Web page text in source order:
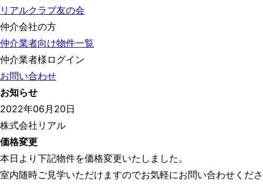
リアルクラブ友の会
仲介会社の方
仲介業者向け物件一覧
仲介業者様ログイン
お問い合わせ
お知らせ
2022年06月20日
株式会社リアル
価格変更
本日より下記物件を価格変更いたしました。
室内随時ご見学いただけますのでお気軽にお問い合わせくださ